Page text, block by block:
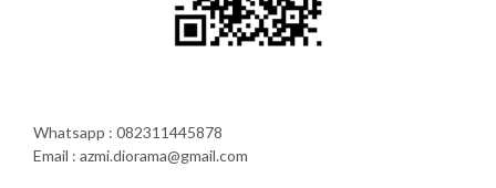
Whatsapp : 082311445878
Email : azmi.diorama@gmail.com